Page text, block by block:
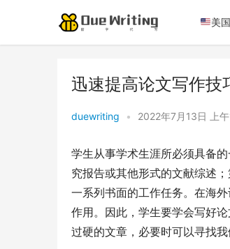
美
迅速提高论文写作技
duewriting • 2022年7月13日 上
学生从事学术生涯所必须具备
究报告或其他形式的文献综述
一系列书面的工作任务。在海
作用。因此，学生要学会写好
过硬的文章，必要时可以寻找